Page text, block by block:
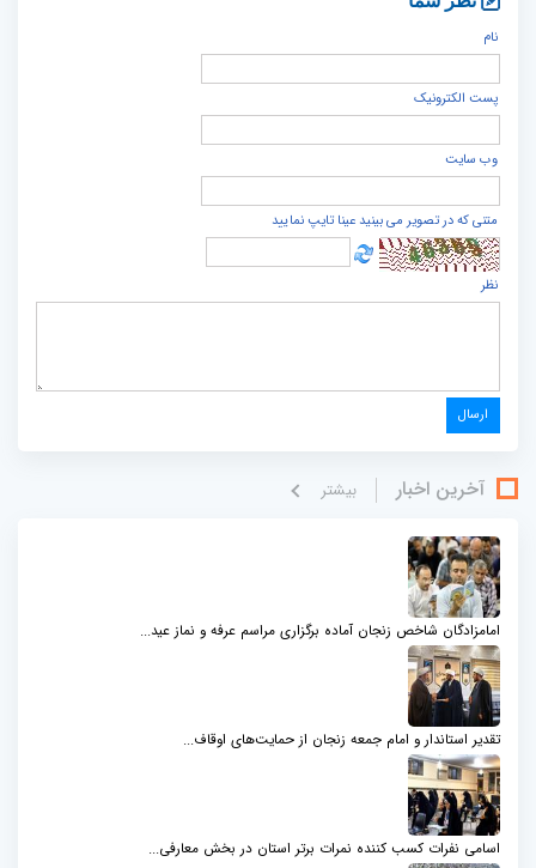
نام
پست الكترونيک
وب سایت
متنی که در تصویر می بینید عینا تایپ نمایید
نظر
آخرین اخبار بيشتر
امامزادگان شاخص زنجان آماده برگزاری مراسم عرفه و نماز عید...
تقدیر استاندار و امام جمعه زنجان از حمایت‌های اوقاف...
اسامی نفرات کسب کننده نمرات برتر استان در بخش معارفی...